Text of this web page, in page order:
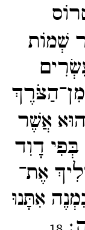
שְׁמוֹת
אֲשֶׁר
דָוִד
אֶת־​
אִתָּנוּ